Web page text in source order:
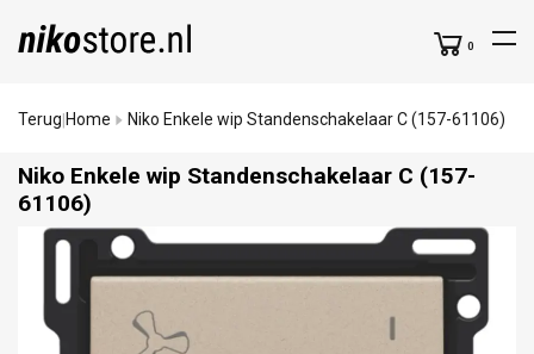
0
Terug Home Niko Enkele wip Standenschakelaar C (157-61106)
Niko Enkele wip Standenschakelaar C (157-
61106)